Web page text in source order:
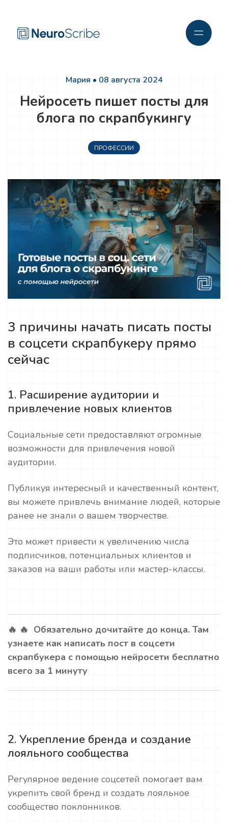
Мария • 08 августа 2024
Нейросеть пишет посты для
блога по скрапбукингу
ПРОФЕССИИ
3 причины начать писать посты
в соцсети скрапбукеру прямо
сейчас
1. Расширение аудитории и
привлечение новых клиентов
Социальные сети предоставляют огромные
возможности для привлечения новой
аудитории.
Публикуя интересный и качественный контент,
вы можете привлечь внимание людей, которые
ранее не знали о вашем творчестве.
Это может привести к увеличению числа
подписчиков, потенциальных клиентов и
заказов на ваши работы или мастер-классы.
🔥 🔥 Обязательно дочитайте до конца. Там
узнаете как написать пост в соцсети
скрапбукера с помощью нейросети бесплатно
всего за 1 минуту
2. Укрепление бренда и создание
лояльного сообщества
Регулярное ведение соцсетей помогает вам
укрепить свой бренд и создать лояльное
сообщество поклонников.